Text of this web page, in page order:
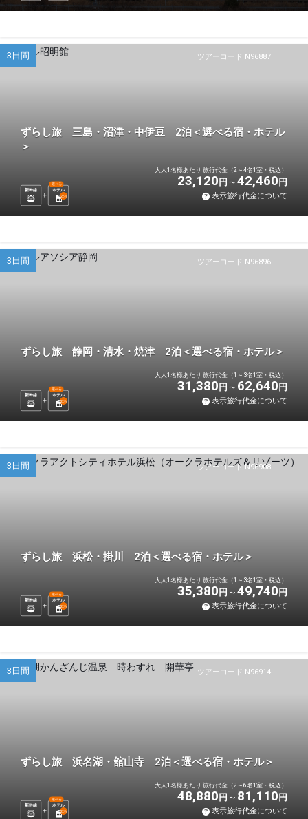
ツアーコード N96887
3日間
ずらし旅 三島・沼津・中伊豆 2泊＜選べる宿・ホテル
＞
新幹線 ホテル
選べる
2泊
大人1名様あたり 旅行代金（2～4名1室・税込）
23,120 円 42,460 円
表示旅行代金について
ツアーコード N96896
3日間
ずらし旅 静岡・清水・焼津 2泊＜選べる宿・ホテル＞
新幹線 ホテル
選べる
2泊
大人1名様あたり 旅行代金（1～3名1室・税込）
31,380 円 62,640 円
表示旅行代金について
ツアーコード N96908
3日間
ずらし旅 浜松・掛川 2泊＜選べる宿・ホテル＞
新幹線 ホテル
選べる
2泊
大人1名様あたり 旅行代金（1～3名1室・税込）
35,380 円 49,740 円
表示旅行代金について
ツアーコード N96914
3日間
ずらし旅 浜名湖・舘山寺 2泊＜選べる宿・ホテル＞
新幹線 ホテル
選べる
2泊
大人1名様あたり 旅行代金（2～6名1室・税込）
48,880 円 81,110 円
表示旅行代金について